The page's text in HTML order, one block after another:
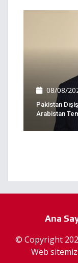
08/08/
Pakistan
Arabistan
Ana
© Copyright
Web sitemiz